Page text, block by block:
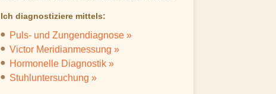
Ich diagnostiziere mittels:
Puls- und Zungendiagnose »
Victor Meridianmessung »
Hormonelle Diagnostik »
Stuhluntersuchung »